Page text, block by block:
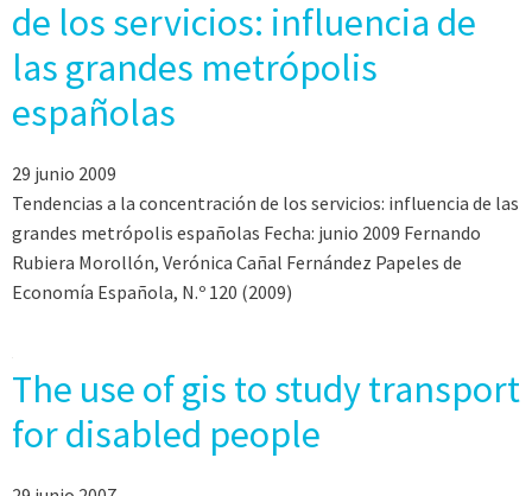
de los servicios: influencia de
las grandes metrópolis
españolas
29 junio 2009
Tendencias a la concentración de los servicios: influencia de las
grandes metrópolis españolas Fecha: junio 2009 Fernando
Rubiera Morollón, Verónica Cañal Fernández Papeles de
Economía Española, N.º 120 (2009)
The use of gis to study transport
for disabled people